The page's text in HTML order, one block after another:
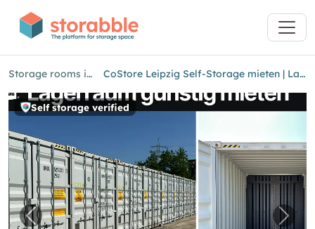
Storage rooms in Leipzig CoStore Leipzig Self-Storage mieten | Lagercontainer mieten
Self storage verified
Previous image for "CoStore Leipzig Self-